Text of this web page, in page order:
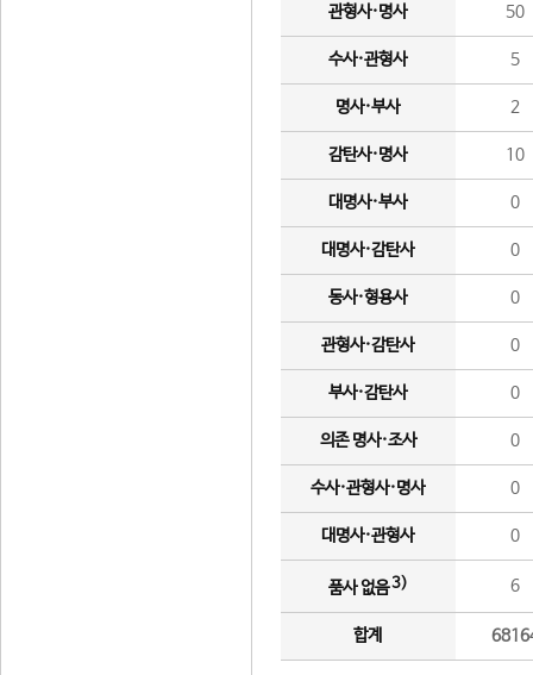
관형사·명사 50
수사·관형사 5
명사·부사 2
감탄사·명사 10
대명사·부사 0
대명사·감탄사 0
동사·형용사 0
관형사·감탄사 0
부사·감탄사 0
의존 명사·조사 0
수사·관형사·명사 0
대명사·관형사 0
품사 없음3) 6
합계